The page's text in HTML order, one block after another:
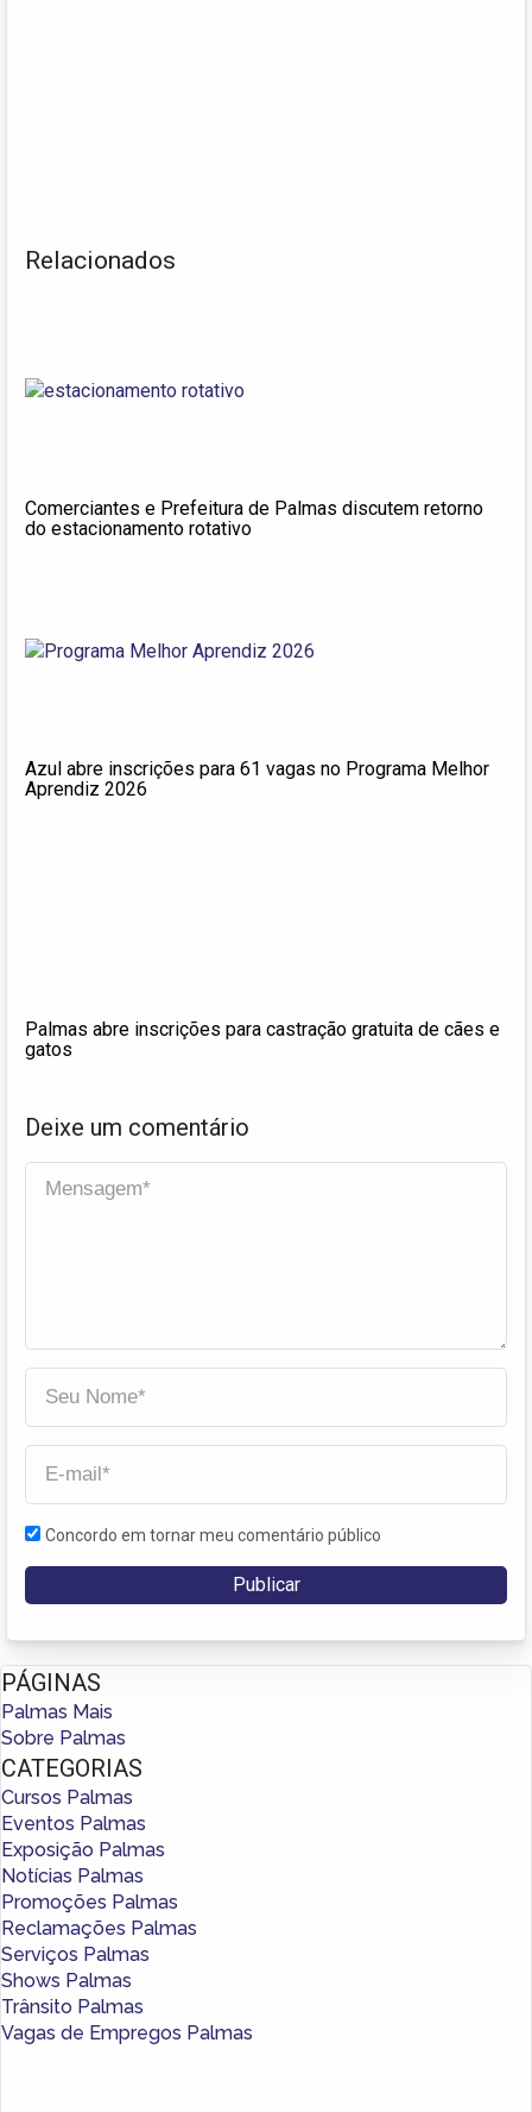
Relacionados
Comerciantes e Prefeitura de Palmas discutem retorno
do estacionamento rotativo
Azul abre inscrições para 61 vagas no Programa Melhor
Aprendiz 2026
Palmas abre inscrições para castração gratuita de cães e
gatos
Deixe um comentário
Concordo em tornar meu comentário público
PÁGINAS
Palmas Mais
Sobre Palmas
CATEGORIAS
Cursos Palmas
Eventos Palmas
Exposição Palmas
Notícias Palmas
Promoções Palmas
Reclamações Palmas
Serviços Palmas
Shows Palmas
Trânsito Palmas
Vagas de Empregos Palmas